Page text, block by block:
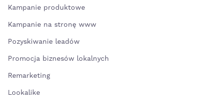
Kampanie produktowe
Kampanie na stronę www
Pozyskiwanie leadów
Promocja biznesów lokalnych
Remarketing
Lookalike